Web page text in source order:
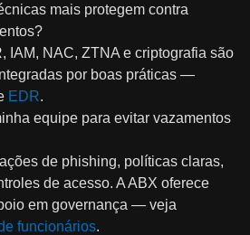
mais protegem contra
IAM, NAC, ZTNA e criptografia são
por boas práticas —
EDR.
equipe para evitar vazamentos
de phishing, políticas claras,
de acesso. A ABX oferece
em governança — veja
funcionários.